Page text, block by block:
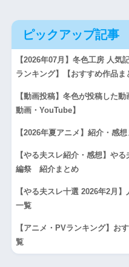
ピックアップ記事
【2026年07月】冬色工房 人気
ランキング】【おすすめ作品ま
【動画投稿】冬色が投稿した
動画・YouTube】
【2026年夏アニメ】紹介・感
【やる夫スレ紹介・感想】や
編祭 紹介まとめ
【やる夫スレ十選 2026年2月
一覧
【アニメ・PVランキング】お
覧